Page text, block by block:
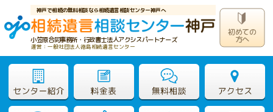
神戸で相続の無料相談なら相続遺言相談センター神戸へ
小笠原合同事務所・行政書士法人アクシスパートナーズ
運営：一般社団法人徳島相続遺言センター
初めての
方へ